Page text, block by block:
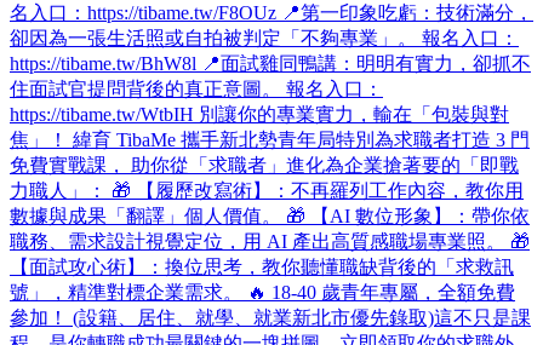
名入口：https://tibame.tw/F8OUz 📍第一印象吃虧：技術滿分，
卻因為一張生活照或自拍被判定「不夠專業」。 報名入口：
https://tibame.tw/BhW8l 📍面試雞同鴨講：明明有實力，卻抓不
住面試官提問背後的真正意圖。 報名入口：
https://tibame.tw/WtbIH 別讓你的專業實力，輸在「包裝與對
焦」！ 緯育 TibaMe 攜手新北勢青年局特別為求職者打造 3 門
免費實戰課， 助你從「求職者」進化為企業搶著要的「即戰
力職人」： 🎁 【履歷改寫術】：不再羅列工作內容，教你用
數據與成果「翻譯」個人價值。 🎁 【AI 數位形象】：帶你依
職務、需求設計視覺定位，用 AI 產出高質感職場專業照。 🎁
【面試攻心術】：換位思考，教你聽懂職缺背後的「求救訊
號」，精準對標企業需求。 🔥 18-40 歲青年專屬，全額免費
參加！ (設籍、居住、就學、就業新北市優先錄取)​ 這不只是課